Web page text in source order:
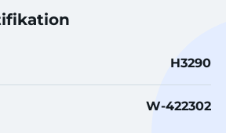
H3290
W-422302